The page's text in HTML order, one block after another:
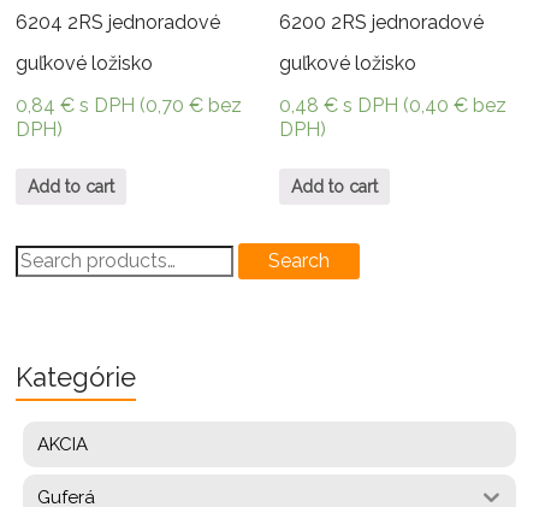
6204 2RS jednoradové
guľkové ložisko
0,84€ s DPH (0,70€ bez
DPH)
Add to cart
6200 2RS jednoradové
guľkové ložisko
0,48€ s DPH (0,40€ bez
DPH)
Add to cart
Search
for:
Search
Kategórie
AKCIA
Guferá